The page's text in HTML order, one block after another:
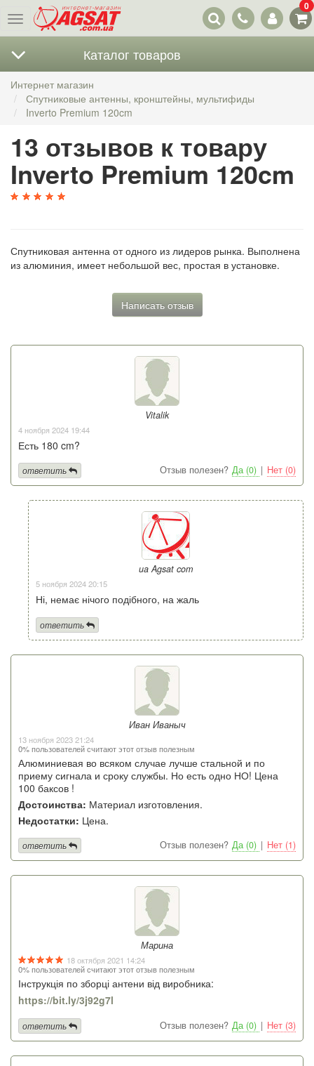
Меню
Наши
контакты
0
Каталог товаров
Интернет магазин
Спутниковые антенны, кронштейны, мультифиды
Inverto Premium 120cm
13 отзывов к товару
Inverto Premium 120cm
Спутниковая антенна от одного из лидеров рынка. Выполнена
из алюминия, имеет небольшой вес, простая в установке.
Написать отзыв
Vitalik
4 ноября 2024 19:44
Есть 180 cm?
Отзыв полезен? Да (0) | Нет (0)
ответить
ua Agsat com
5 ноября 2024 20:15
Ні, немає нічого подібного, на жаль
ответить
Иван Иваныч
13 ноября 2023 21:24
0% пользователей считают этот отзыв полезным
Алюминиевая во всяком случае лучше стальной и по
приему сигнала и сроку службы. Но есть одно НО! Цена
100 баксов !
Достоинства: Материал изготовления.
Недостатки: Цена.
Отзыв полезен? Да (0) | Нет (1)
ответить
Марина
18 октября 2021 14:24
0% пользователей считают этот отзыв полезным
Інструкція по зборці антени від виробника:
https://bit.ly/3j92g7l
Отзыв полезен? Да (0) | Нет (3)
ответить